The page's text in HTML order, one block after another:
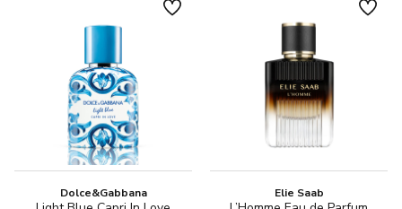
Dolce&Gabbana Elie Saab